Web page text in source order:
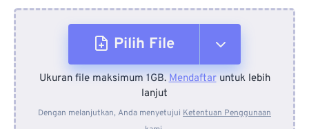
Pilih File
Dari Perangkat
Ukuran file maksimum 1GB.Mendaftaruntuk lebih
lanjut
Dengan melanjutkan, Anda menyetujui Ketentuan Penggunaan